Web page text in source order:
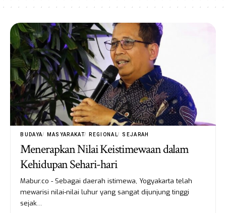
BUDAYA MASYARAKAT REGIONAL SEJARAH
Menerapkan Nilai Keistimewaan dalam
Kehidupan Sehari-hari
Mabur.co - Sebagai daerah istimewa, Yogyakarta telah
mewarisi nilai-nilai luhur yang sangat dijunjung tinggi
sejak…